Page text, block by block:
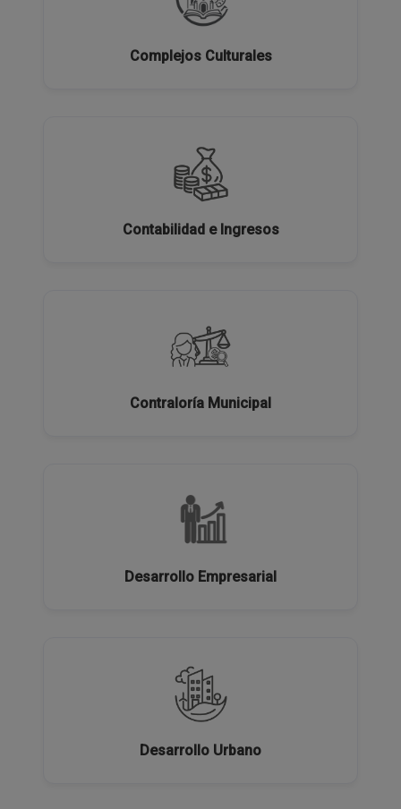
Complejos Culturales
Contabilidad e Ingresos
Contraloría Municipal
Desarrollo Empresarial
Desarrollo Urbano